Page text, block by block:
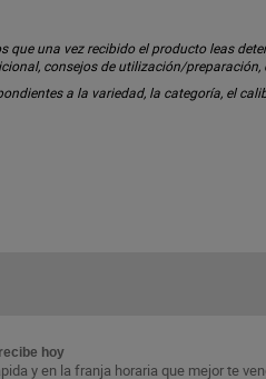
que una vez recibido el producto leas
consejos de utilización/
a la variedad, la categoría, el
hoy
y en la franja horaria que mejor te